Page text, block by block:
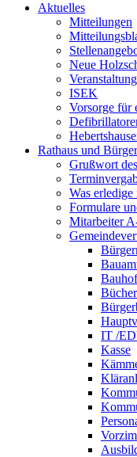
Aktuelles
Mitteilungen
Neue
ISEK
Vorsorge für
Rathaus und
Grußwort
Was
Formulare
Mitarbeiter
Bauhof
IT /
Kasse